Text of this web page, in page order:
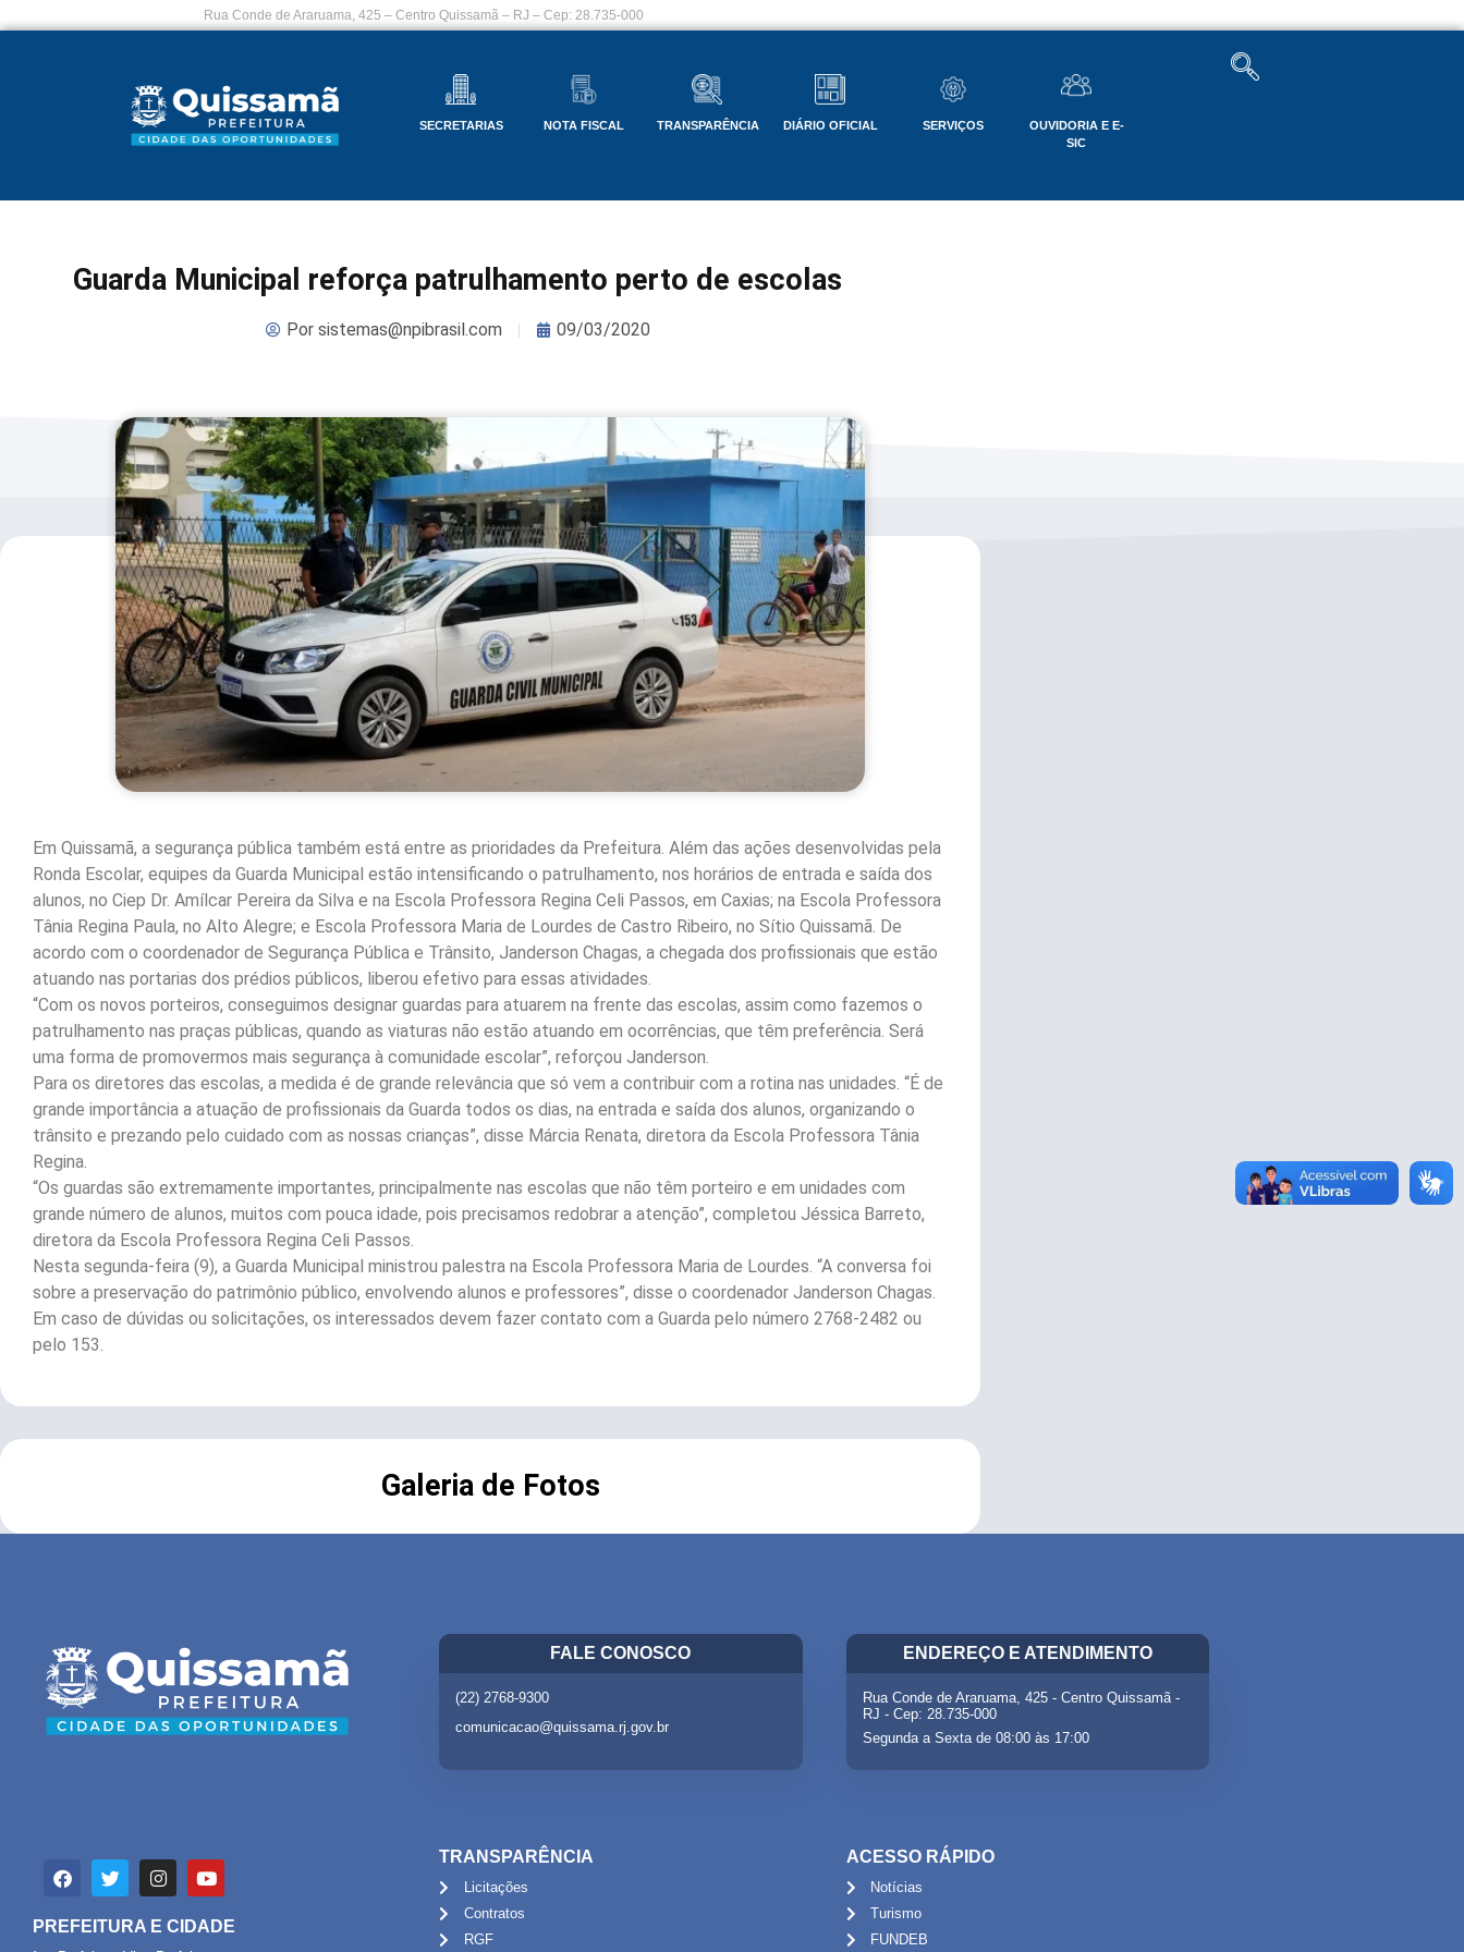
Rua Conde de Araruama, 425 – Centro Quissamã – RJ – Cep: 28.735-000
SECRETARIAS NOTA FISCAL TRANSPARÊNCIA DIÁRIO OFICIAL SERVIÇOS
OUVIDORIA E E-
SIC
Guarda Municipal reforça patrulhamento perto de escolas
Porsistemas@npibrasil.com 09/03/2020
Em Quissamã, a segurança pública também está entre as prioridades da Prefeitura. Além das ações desenvolvidas pela
Ronda Escolar, equipes da Guarda Municipal estão intensificando o patrulhamento, nos horários de entrada e saída dos
alunos, no Ciep Dr. Amílcar Pereira da Silva e na Escola Professora Regina Celi Passos, em Caxias; na Escola Professora
Tânia Regina Paula, no Alto Alegre; e Escola Professora Maria de Lourdes de Castro Ribeiro, no Sítio Quissamã. De
acordo com o coordenador de Segurança Pública e Trânsito, Janderson Chagas, a chegada dos profissionais que estão
atuando nas portarias dos prédios públicos, liberou efetivo para essas atividades.
“Com os novos porteiros, conseguimos designar guardas para atuarem na frente das escolas, assim como fazemos o
patrulhamento nas praças públicas, quando as viaturas não estão atuando em ocorrências, que têm preferência. Será
uma forma de promovermos mais segurança à comunidade escolar”, reforçou Janderson.
Para os diretores das escolas, a medida é de grande relevância que só vem a contribuir com a rotina nas unidades. “É de
grande importância a atuação de profissionais da Guarda todos os dias, na entrada e saída dos alunos, organizando o
trânsito e prezando pelo cuidado com as nossas crianças”, disse Márcia Renata, diretora da Escola Professora Tânia
Regina.
“Os guardas são extremamente importantes, principalmente nas escolas que não têm porteiro e em unidades com
grande número de alunos, muitos com pouca idade, pois precisamos redobrar a atenção”, completou Jéssica Barreto,
diretora da Escola Professora Regina Celi Passos.
Nesta segunda-feira (9), a Guarda Municipal ministrou palestra na Escola Professora Maria de Lourdes. “A conversa foi
sobre a preservação do patrimônio público, envolvendo alunos e professores”, disse o coordenador Janderson Chagas.
Em caso de dúvidas ou solicitações, os interessados devem fazer contato com a Guarda pelo número 2768-2482 ou
pelo 153.
Galeria de Fotos
FALE CONOSCO
(22) 2768-9300
comunicacao@quissama.rj.gov.br
ENDEREÇO E ATENDIMENTO
Rua Conde de Araruama, 425 - Centro Quissamã -
RJ - Cep: 28.735-000
Segunda a Sexta de 08:00 às 17:00
PREFEITURA E CIDADE
TRANSPARÊNCIA
Licitações
Contratos
RGF
ACESSO RÁPIDO
Notícias
Turismo
FUNDEB